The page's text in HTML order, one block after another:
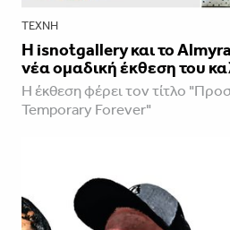
ΤΈΧΝΗ
Η isnotgallery και το
νέα ομαδική έκθεση του
Η έκθεση φέρει τον τίτλο
Temporary Forever"